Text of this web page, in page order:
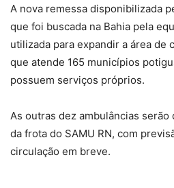
A nova remessa disponibilizada
que foi buscada na Bahia pela
utilizada para expandir a área de
que atende 165 municípios
possuem serviços próprios.
As outras dez ambulâncias serão
da frota do SAMU RN, com
circulação em breve.